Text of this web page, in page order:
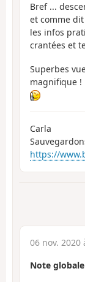
Bref ...
et comme
les infos
crantées et
Superbes
magnifique !
Carla
https://
06 nov. 2020
Note globale